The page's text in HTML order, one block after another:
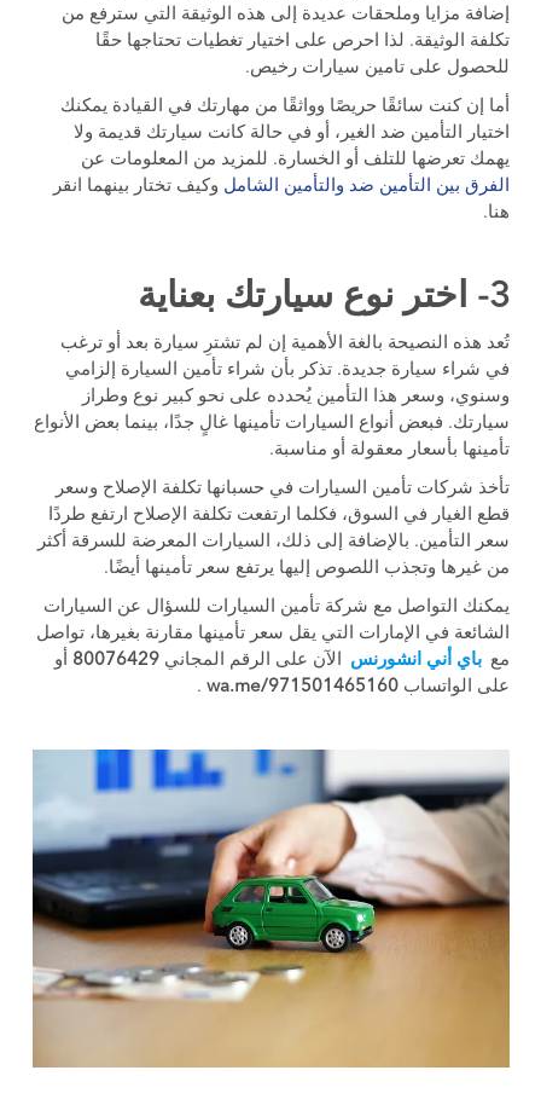
إضافة مزايا وملحقات عديدة إلى هذه الوثيقة التي سترفع من
تكلفة الوثيقة. لذا احرص على اختيار تغطيات تحتاجها حقًا
للحصول على تامين سيارات رخيص.
أما إن كنت سائقًا حريصًا وواثقًا من مهارتك في القيادة يمكنك
اختيار التأمين ضد الغير، أو في حالة كانت سيارتك قديمة ولا
يهمك تعرضها للتلف أو الخسارة. للمزيد من المعلومات عن
الفرق بين التأمين ضد والتأمين الشامل وكيف تختار بينهما انقر
هنا.
3- اختر نوع سيارتك بعناية
تُعد هذه النصيحة بالغة الأهمية إن لم تشترِ سيارة بعد أو ترغب
في شراء سيارة جديدة. تذكر بأن شراء تأمين السيارة إلزامي
وسنوي، وسعر هذا التأمين يُحدده على نحو كبير نوع وطراز
سيارتك. فبعض أنواع السيارات تأمينها غالٍ جدًا، بينما بعض الأنواع
تأمينها بأسعار معقولة أو مناسبة.
تأخذ شركات تأمين السيارات في حسبانها تكلفة الإصلاح وسعر
قطع الغيار في السوق، فكلما ارتفعت تكلفة الإصلاح ارتفع طردًا
سعر التأمين. بالإضافة إلى ذلك، السيارات المعرضة للسرقة أكثر
من غيرها وتجذب اللصوص إليها يرتفع سعر تأمينها أيضًا.
يمكنك التواصل مع شركة تأمين السيارات للسؤال عن السيارات
الشائعة في الإمارات التي يقل سعر تأمينها مقارنة بغيرها، تواصل
مع باي أني انشورنس الآن على الرقم المجاني80076429 أو
على الواتسابwa.me/971501465160
.